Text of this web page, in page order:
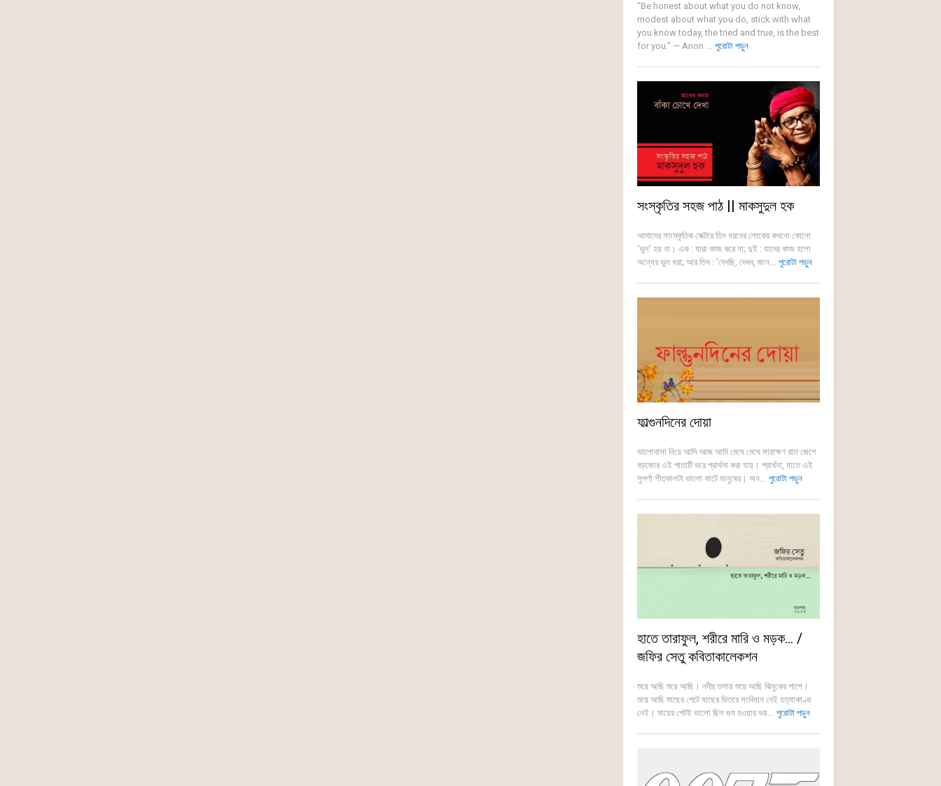
“Be honest about what you do not know,
modest about what you do, stick with what
you know today, the tried and true, is the best
for you.” — Anon ... পুরোটা পড়ুন
সংস্কৃতির সহজ পাঠ || মাকসুদুল হক
আমাদের সাংস্কৃতিক সেক্টরে তিন ধরনের লোকের কখনো কোনো
‘ভুল’ হয় না। এক : যারা কাজ করে না; দুই : যাদের কাজ হলো
অন্যের ভুল ধরা; আর তিন : ‘দেখছি, দেখব, জান... পুরোটা পড়ুন
ফাল্গুনদিনের দোয়া
ভালোবাসা নিয়ে আসি আজ আমি মেঘে মেঘে সারাক্ষণ রাত জেগে
বড়জোর এই পাতাটি ভরে প্রার্থনা করা যায়। প্রার্থনা, যাতে এই
সুপর্ণা শীতকালটা ভালো কাটে মানুষের। অন... পুরোটা পড়ুন
হাতে তারাফুল, শরীরে মারি ও মড়ক… /
জফির সেতু কবিতাকালেকশন
শুয়ে আছি শুয়ে আছি। নদীর তলায় শুয়ে আছি ঝিনুকের পাশে।
শুয়ে আছি মাছের পেটে মাছের ভিতরে সংবিধান নেই হত্যাকাণ্ড
নেই। মায়ের পেটই ভালো ছিল গুম হওয়ার ভয়... পুরোটা পড়ুন